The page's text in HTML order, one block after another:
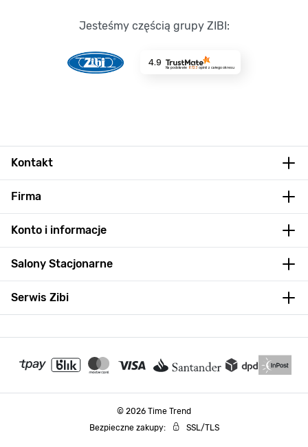
Jesteśmy częścią grupy ZIBI:
4.9
Na podstawie 8723 opinii z całego okresu
Kontakt
Firma
Konto i informacje
Salony Stacjonarne
Serwis Zibi
© 2026 Time Trend
Bezpieczne zakupy:
SSL/TLS